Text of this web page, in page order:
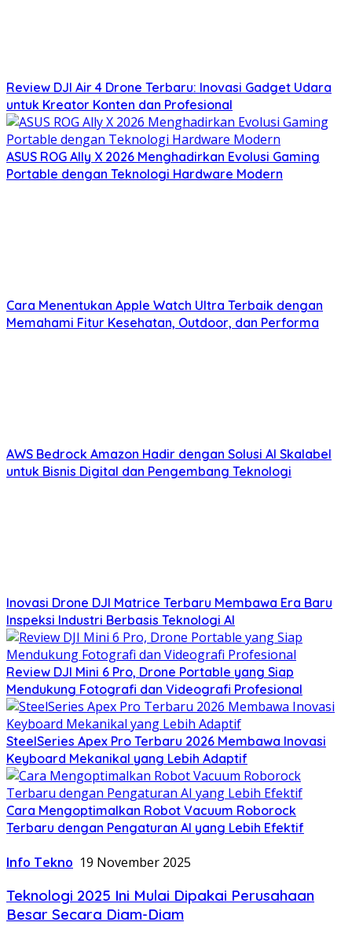
Review DJI Air 4 Drone Terbaru: Inovasi Gadget Udara
untuk Kreator Konten dan Profesional
ASUS ROG Ally X 2026 Menghadirkan Evolusi Gaming
Portable dengan Teknologi Hardware Modern
Cara Menentukan Apple Watch Ultra Terbaik dengan
Memahami Fitur Kesehatan, Outdoor, dan Performa
AWS Bedrock Amazon Hadir dengan Solusi AI Skalabel
untuk Bisnis Digital dan Pengembang Teknologi
Inovasi Drone DJI Matrice Terbaru Membawa Era Baru
Inspeksi Industri Berbasis Teknologi AI
Review DJI Mini 6 Pro, Drone Portable yang Siap
Mendukung Fotografi dan Videografi Profesional
SteelSeries Apex Pro Terbaru 2026 Membawa Inovasi
Keyboard Mekanikal yang Lebih Adaptif
Cara Mengoptimalkan Robot Vacuum Roborock
Terbaru dengan Pengaturan AI yang Lebih Efektif
Info Tekno 19 November 2025
Teknologi 2025 Ini Mulai Dipakai Perusahaan
Besar Secara Diam-Diam